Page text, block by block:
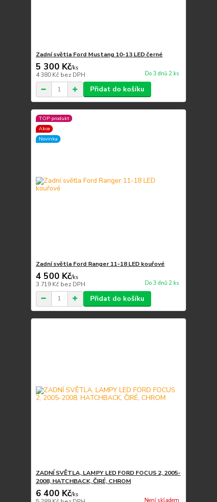
Zadní světla Ford Mustang 10-13 LED černé
5 300 Kč/ks
4 380 Kč bez DPH Do 3 dnů 2 ks
Přidat do košíku
TOP produkt
Akce
Novinka
Zadní světla Ford Ranger 11-18 LED kouřové
4 500 Kč/ks
3 719 Kč bez DPH Do 3 dnů 2 ks
Přidat do košíku
ZADNÍ SVĚTLA, LAMPY LED FORD FOCUS 2, 2005-
2008, HATCHBACK, ČIRÉ, CHROM
6 400 Kč/ks
Není skladem